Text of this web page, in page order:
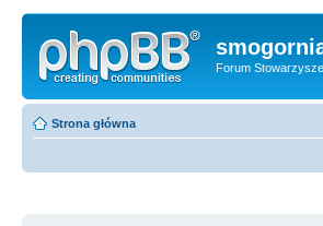
Forum
Strona główna